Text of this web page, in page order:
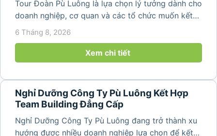
Tour Đoàn Pù Luông là lựa chọn lý tưởng dành cho
doanh nghiệp, cơ quan và các tổ chức muốn kết
hợp nghỉ dưỡng, tham quan và tổ chức các hoạt
nguyên sơ, không khí...
6 Tháng 8, 2026
Xem chi tiết
Nghỉ Dưỡng Công Ty Pù Luông Kết Hợp
Team Building Đẳng Cấp
Nghỉ Dưỡng Công Ty Pù Luông đang trở thành xu
hướng được nhiều doanh nghiệp lựa chọn để kết